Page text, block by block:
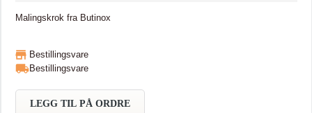
Malingskrok fra Butinox
Bestillingsvare
Bestillingsvare
LEGG TIL PÅ ORDRE